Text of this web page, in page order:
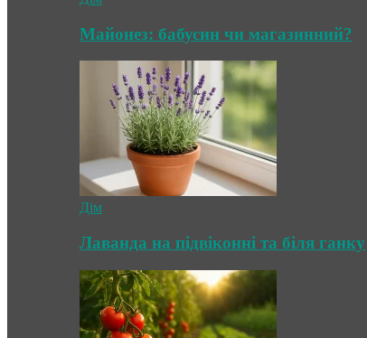
Майонез: бабусин чи магазинний?
Дім
Лаванда на підвіконні та біля ганку